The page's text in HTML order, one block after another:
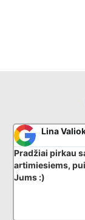
ir
Ačiū
Puikiai